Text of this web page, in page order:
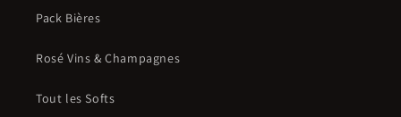
Pack Bières
Rosé Vins & Champagnes
Tout les Softs